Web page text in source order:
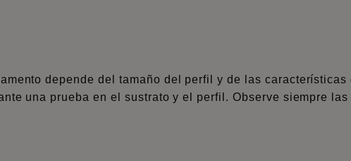
depende del tamaño del perfil y de las
una prueba en el sustrato y el perfil. Observe siempre